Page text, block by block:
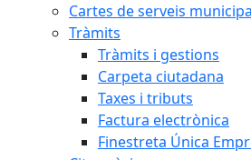
Cartes de serveis
Tràmits
Tràmits i gestions
Carpeta ciutadana
Taxes i tributs
Factura electrònica
Finestreta Única